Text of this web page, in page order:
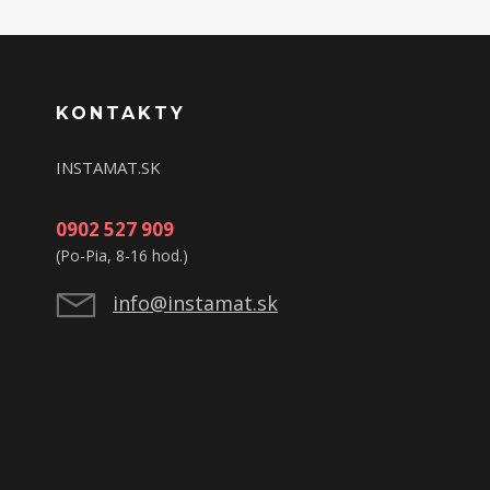
KONTAKTY
INSTAMAT.SK
0902 527 909
(Po-Pia, 8-16 hod.)
info@instamat.sk